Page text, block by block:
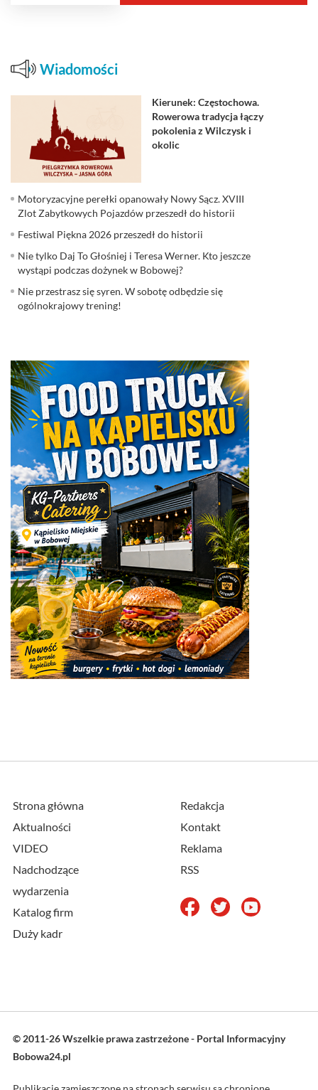
Wiadomości
Kierunek: Częstochowa.
Rowerowa tradycja łączy
pokolenia z Wilczysk i
okolic
Motoryzacyjne perełki opanowały Nowy Sącz. XVIII
Zlot Zabytkowych Pojazdów przeszedł do historii
Festiwal Piękna 2026 przeszedł do historii
Nie tylko Daj To Głośniej i Teresa Werner. Kto jeszcze
wystąpi podczas dożynek w Bobowej?
Nie przestrasz się syren. W sobotę odbędzie się
ogólnokrajowy trening!
Strona główna
Aktualności
VIDEO
Nadchodzące
wydarzenia
Katalog firm
Duży kadr
Redakcja
Kontakt
Reklama
RSS
© 2011-26 Wszelkie prawa zastrzeżone - Portal Informacyjny
Bobowa24.pl